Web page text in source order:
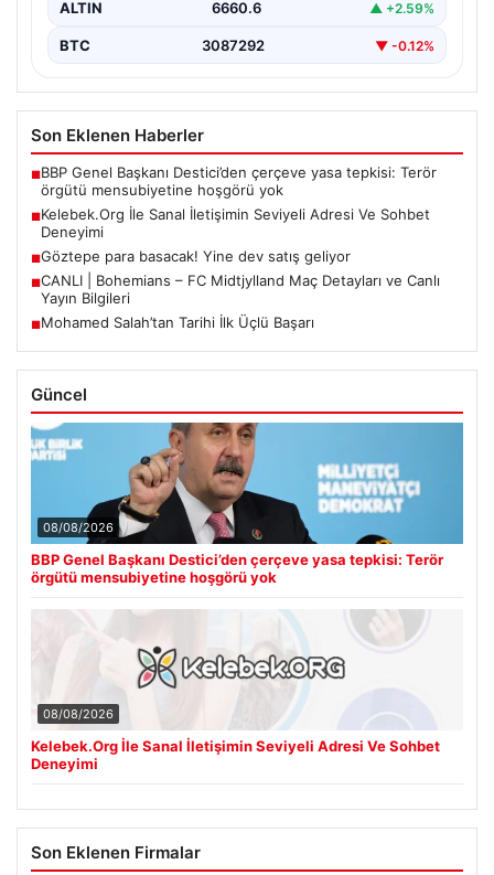
ALTIN 6660.6 ▲ +2.59%
BTC 3087292 ▼ -0.12%
Son Eklenen Haberler
■BBP Genel Başkanı Destici’den çerçeve yasa tepkisi: Terör
örgütü mensubiyetine hoşgörü yok
■Kelebek.Org İle Sanal İletişimin Seviyeli Adresi Ve Sohbet
Deneyimi
■Göztepe para basacak! Yine dev satış geliyor
■CANLI | Bohemians – FC Midtjylland Maç Detayları ve Canlı
Yayın Bilgileri
■Mohamed Salah’tan Tarihi İlk Üçlü Başarı
Güncel
08/08/2026
BBP Genel Başkanı Destici’den çerçeve yasa tepkisi: Terör
örgütü mensubiyetine hoşgörü yok
08/08/2026
Kelebek.Org İle Sanal İletişimin Seviyeli Adresi Ve Sohbet
Deneyimi
Son Eklenen Firmalar